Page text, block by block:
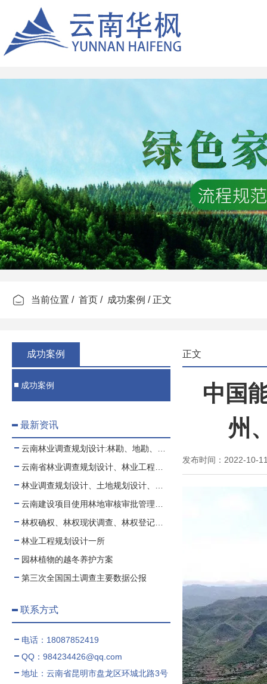
当前位置 / 首页 / 成功案例 / 正文
成功案例
成功案例
最新资讯
云南林业调查规划设计:林勘、地勘、测绘、土地规划
云南省林业调查规划设计、林业工程、可行性报告
林业调查规划设计、土地规划设计、测绘项目业务合作、代理
云南建设项目使用林地审核审批管理规范
林权确权、林权现状调查、林权登记、林权测绘、林权登记代办
林业工程规划设计一所
园林植物的越冬养护方案
第三次全国国土调查主要数据公报
联系方式
电话：18087852419
QQ：984234426@qq.com
地址：云南省昆明市盘龙区环城北路3号
正文
中国
州
发布时间：2022-10-